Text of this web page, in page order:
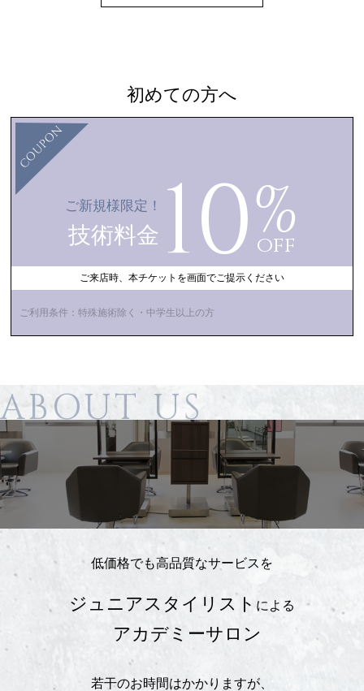
初めての方へ
COUPON
ご新規様限定！
技術料金 10%
off
ご来店時、本チケットを画面でご提示ください
ご利用条件：特殊施術除く・中学生以上の方
ABOUT US
低価格でも高品質なサービスを
ジュニアスタイリスト による
アカデミーサロン
若干のお時間はかかりますが、